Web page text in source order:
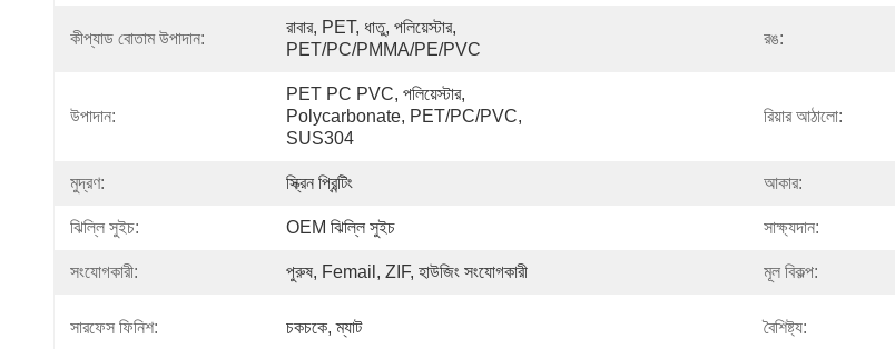
কীপ্যাড বোতাম উপাদান:
রাবার, PET, ধাতু, পলিয়েস্টার,
PET/PC/PMMA/PE/PVC
রঙ:
উপাদান:
PET PC PVC, পলিয়েস্টার,
Polycarbonate, PET/PC/PVC,
SUS304
রিয়ার আঠালো:
মুদ্রণ: স্ক্রিন প্রিন্টিং আকার:
ঝিল্লি সুইচ: OEM ঝিল্লি সুইচ সাক্ষ্যদান:
সংযোগকারী: পুরুষ, Femail, ZIF, হাউজিং সংযোগকারী মূল বিকল্প:
সারফেস ফিনিশ: চকচকে, ম্যাট বৈশিষ্ট্য: